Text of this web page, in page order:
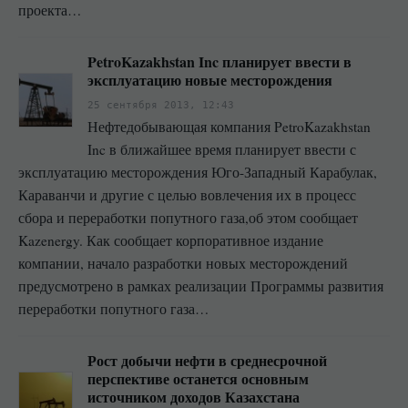
проекта…
PetroKazakhstan Inc планирует ввести в
эксплуатацию новые месторождения
25 сентября 2013, 12:43
Нефтедобывающая компания PetroKazakhstan
Inc в ближайшее время планирует ввести с
эксплуатацию месторождения Юго-Западный Карабулак,
Караванчи и другие с целью вовлечения их в процесс
сбора и переработки попутного газа,об этом сообщает
Kazenergy. Как сообщает корпоративное издание
компании, начало разработки новых месторождений
предусмотрено в рамках реализации Программы развития
переработки попутного газа…
Рост добычи нефти в среднесрочной
перспективе останется основным
источником доходов Казахстана